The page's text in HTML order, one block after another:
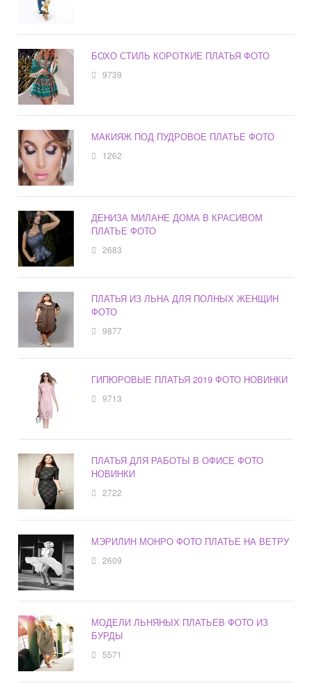
БОХО СТИЛЬ КОРОТКИЕ ПЛАТЬЯ ФОТО
9739
МАКИЯЖ ПОД ПУДРОВОЕ ПЛАТЬЕ ФОТО
1262
ДЕНИЗА МИЛАНЕ ДОМА В КРАСИВОМ
ПЛАТЬЕ ФОТО
2683
ПЛАТЬЯ ИЗ ЛЬНА ДЛЯ ПОЛНЫХ ЖЕНЩИН
ФОТО
9877
ГИПЮРОВЫЕ ПЛАТЬЯ 2019 ФОТО НОВИНКИ
9713
ПЛАТЬЯ ДЛЯ РАБОТЫ В ОФИСЕ ФОТО
НОВИНКИ
2722
МЭРИЛИН МОНРО ФОТО ПЛАТЬЕ НА ВЕТРУ
2609
МОДЕЛИ ЛЬНЯНЫХ ПЛАТЬЕВ ФОТО ИЗ
БУРДЫ
5571